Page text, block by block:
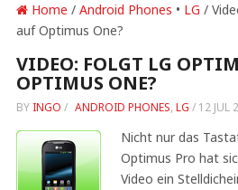
Home / Android Phones • LG /
auf Optimus One?
VIDEO: FOLGT LG
OPTIMUS ONE?
BY INGO / ANDROID PHONES, LG / 12 JUL
Nicht nur das
Optimus Pro hat
Video ein